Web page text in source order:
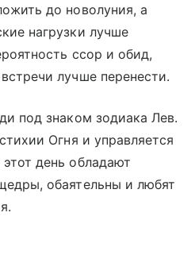
до новолуния, а
нагрузки лучше
ссор и обид,
лучше перенести.
под знаком зодиака Лев.
Огня и управляется
день обладают
обаятельны и любят